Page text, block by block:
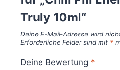
Truly 10ml“
Deine E-Mail-Adresse wird
Erforderliche Felder sind mit *
Deine Bewertung *